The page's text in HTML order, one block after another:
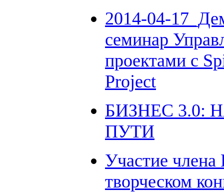
2014-04-
семинар
проектами с
Project
БИЗНЕС 3.0:
ПУТИ
Участие члена
творческом